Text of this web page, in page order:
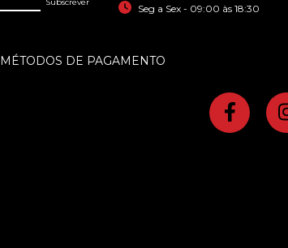
Seg a Sex - 09:00 às 18:30
MÉTODOS DE PAGAMENTO